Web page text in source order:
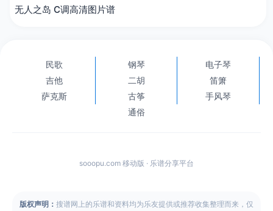
无人之岛 C调高清图片谱
民歌 钢琴
电子琴
吉他
二胡
笛箫
萨克斯
古筝
手风琴
通俗
sooopu.com 移动版 · 乐谱分享平台
版权声明： 搜谱网上的乐谱和资料均为乐友提供或推荐收集整理而来，仅